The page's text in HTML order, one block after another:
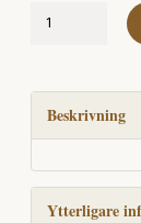
Lokal
partssamverkan
Beskrivning
Ytterligare